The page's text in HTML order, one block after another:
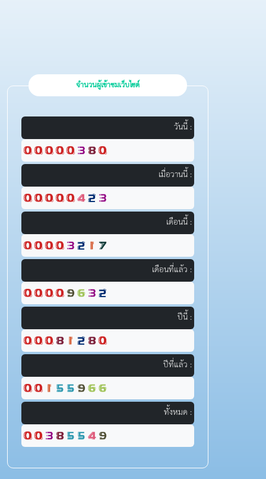
จำนวนผู้เข้าชมเว็บไซต์
วันนี้ :
เมื่อวานนี้ :
เดือนนี้ :
เดือนที่แล้ว :
ปีนี้ :
ปีที่แล้ว :
ทั้งหมด :